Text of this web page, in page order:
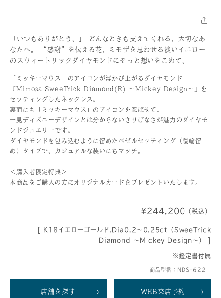
「いつもありがとう。」 どんなときも支えてくれる、大切なあ
なたへ。 “感謝”を伝える花、ミモザを思わせる淡いイエロー
のスウィートリックダイヤモンドにそっと想いをこめて。
「ミッキーマウス」のアイコンが浮かび上がるダイヤモンド
『Mimosa SweeTrick Diamond(R) ～Mickey Design～』を
セッティングしたネックレス。
裏面にも「ミッキーマウス」のアイコンを忍ばせて。
一見ディズニーデザインとは分からないさりげなさが魅力のダイヤモ
ンドジュエリーです。
ダイヤモンドを包み込むように留めたベゼルセッティング（覆輪留
め）タイプで、カジュアルな装いにもマッチ。
＜購入者限定特典＞
本商品をご購入の方にオリジナルカードをプレゼントいたします。
¥244,200 （税込）
[ K18イエローゴールド,Dia0.2～0.25ct（SweeTrick
Diamond ～Mickey Design～） ]
※鑑定書付属
商品型番：NDS-622
店舗を探す WEB来店予約